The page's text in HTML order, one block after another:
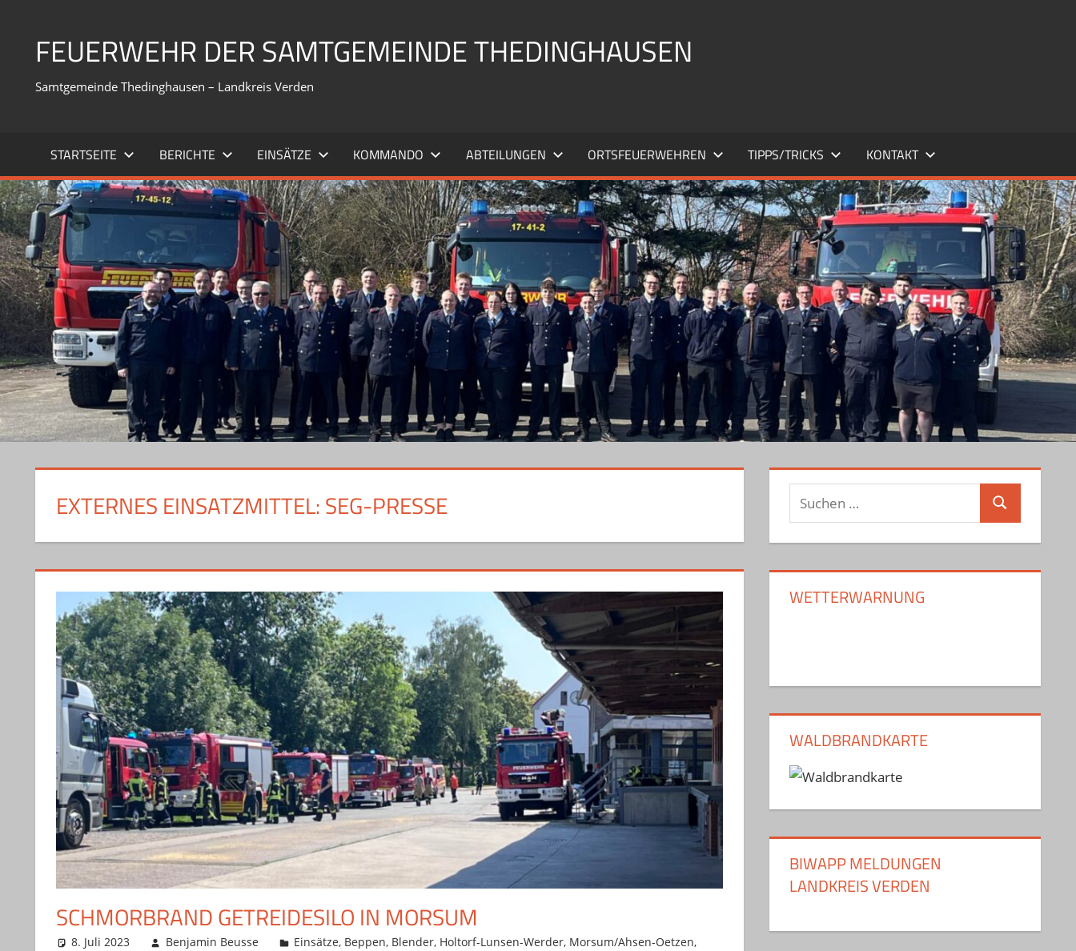
springenFEUERWEHR DER SAMTGEMEINDE THEDINGHAUSEN
Samtgemeinde Thedinghausen – Landkreis Verden
STARTSEITE BERICHTE EINSÄTZE KOMMANDO ABTEILUNGEN ORTSFEUERWEHREN TIPPS/TRICKS KONTAKT
EXTERNES EINSATZMITTEL:SEG-PRESSE
SCHMORBRAND GETREIDESILO IN MORSUM
8. Juli 2023 Benjamin Beusse Einsätze, Beppen, Blender, Holtorf-Lunsen-Werder, Morsum/Ahsen-Oetzen,
Suchen
nach:
Suchen
WETTERWARNUNG
WALDBRANDKARTE
BIWAPP MELDUNGEN
LANDKREIS VERDEN